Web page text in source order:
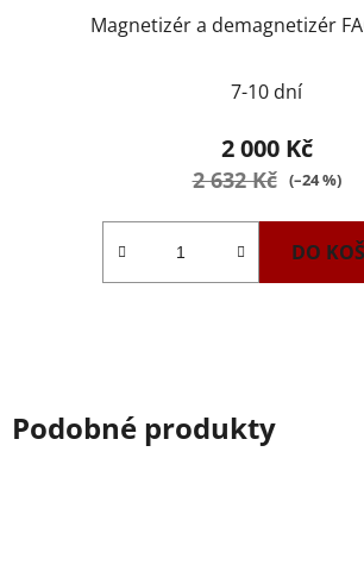
Magnetizér a demagnetizér
7-10 dní
2 000 Kč
2 632 Kč (–24 %)
DO
Podobné produkty